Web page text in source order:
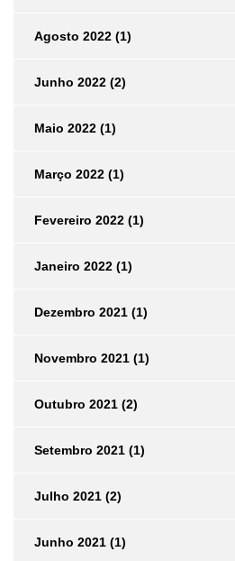
Agosto 2022 (1)
Junho 2022 (2)
Maio 2022 (1)
Março 2022 (1)
Fevereiro 2022 (1)
Janeiro 2022 (1)
Dezembro 2021 (1)
Novembro 2021 (1)
Outubro 2021 (2)
Setembro 2021 (1)
Julho 2021 (2)
Junho 2021 (1)